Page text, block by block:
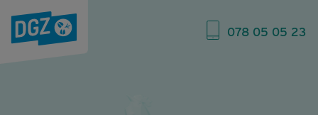
078 05 05 23